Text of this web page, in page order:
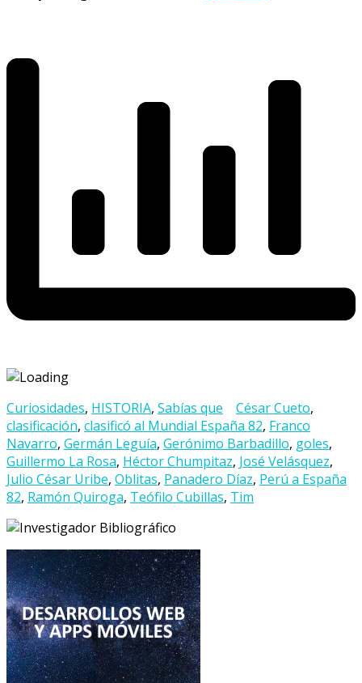
Curiosidades, HISTORIA, Sabías que César Cueto,
clasificación, clasificó al Mundial España 82, Franco
Navarro, Germán Leguía, Gerónimo Barbadillo, goles,
Guillermo La Rosa, Héctor Chumpitaz, José Velásquez,
Julio César Uribe, Oblitas, Panadero Díaz, Perú a España
82, Ramón Quiroga, Teófilo Cubillas, Tim